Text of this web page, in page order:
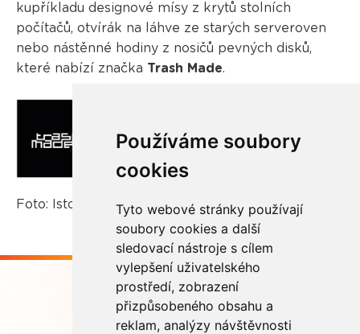
Používáme soubory
cookies
Tyto webové stránky používají
soubory cookies a další
sledovací nástroje s cílem
vylepšení uživatelského
prostředí, zobrazení
přizpůsobeného obsahu a
reklam, analýzy návštěvnosti
kupříkladu designové mísy z krytů stolních
počítačů, otvírák na láhve ze starých serveroven
nebo nástěnné hodiny z nosičů pevných disků,
které nabízí značka Trash Made.
Foto: Istockphoto.com, REMA Systém